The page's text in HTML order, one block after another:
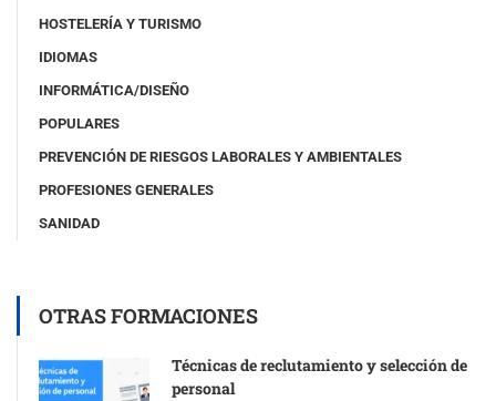
HOSTELERÍA Y TURISMO
IDIOMAS
INFORMÁTICA/DISEÑO
POPULARES
PREVENCIÓN DE RIESGOS LABORALES Y AMBIENTALES
PROFESIONES GENERALES
SANIDAD
OTRAS FORMACIONES
Técnicas de reclutamiento y selección de
personal